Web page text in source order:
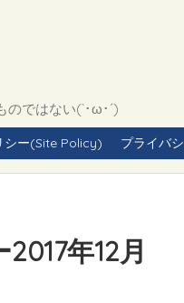
のではない(`･ω･´)
シー(Site Policy) プライバ
年12月